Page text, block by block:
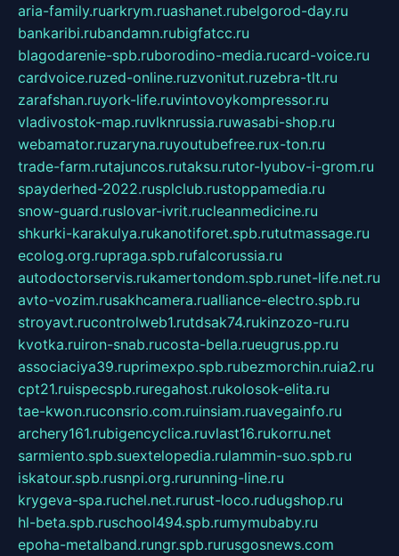
aria-family.ruarkrym.ruashanet.rubelgorod-day.ru
bankaribi.rubandamn.rubigfatcc.ru
blagodarenie-spb.ruborodino-media.rucard-voice.ru
cardvoice.ruzed-online.ruzvonitut.ruzebra-tlt.ru
zarafshan.ruyork-life.ruvintovoykompressor.ru
vladivostok-map.ruvlknrussia.ruwasabi-shop.ru
webamator.ruzaryna.ruyoutubefree.rux-ton.ru
trade-farm.rutajuncos.rutaksu.rutor-lyubov-i-grom.ru
spayderhed-2022.rusplclub.rustoppamedia.ru
snow-guard.ruslovar-ivrit.rucleanmedicine.ru
shkurki-karakulya.rukanotiforet.spb.rututmassage.ru
ecolog.org.rupraga.spb.rufalcorussia.ru
autodoctorservis.rukamertondom.spb.runet-life.net.ru
avto-vozim.rusakhcamera.rualliance-electro.spb.ru
stroyavt.rucontrolweb1.rutdsak74.rukinzozo-ru.ru
kvotka.ruiron-snab.rucosta-bella.rueugrus.pp.ru
associaciya39.ruprimexpo.spb.rubezmorchin.ruia2.ru
cpt21.ruispecspb.ruregahost.rukolosok-elita.ru
tae-kwon.ruconsrio.com.ruinsiam.ruavegainfo.ru
archery161.rubigencyclica.ruvlast16.rukorru.net
sarmiento.spb.suextelopedia.rulammin-suo.spb.ru
iskatour.spb.rusnpi.org.rurunning-line.ru
krygeva-spa.ruchel.net.rurust-loco.rudugshop.ru
hl-beta.spb.ruschool494.spb.rumymubaby.ru
epoha-metalband.rungr.spb.rurusgosnews.com